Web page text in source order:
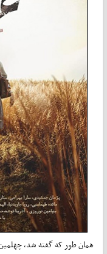
همان طور که گفته شد، چهلمین